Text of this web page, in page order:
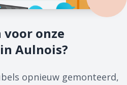
voor onze
Aulnois?
opnieuw gemonteerd,